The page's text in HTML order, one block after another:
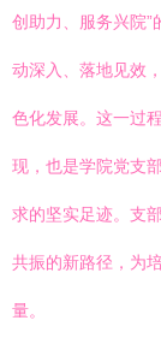
创助力、服务兴院”
动深入、落地见效
色化发展。这一过
现，也是学院党支
求的坚实足迹。支
共振的新路径，为
量。